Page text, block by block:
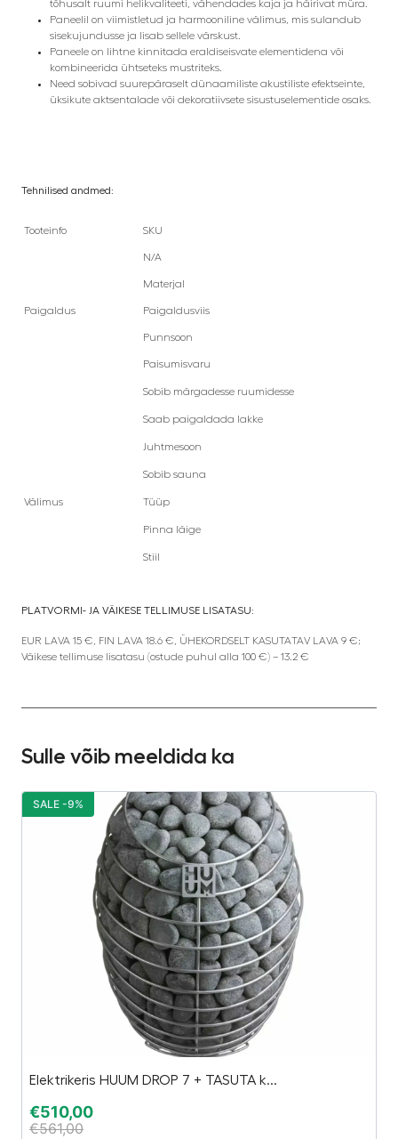
tõhusalt ruumi helikvaliteeti, vähendades kaja ja häirivat müra.
Paneelil on viimistletud ja harmooniline välimus, mis sulandub
sisekujundusse ja lisab sellele värskust.
Paneele on lihtne kinnitada eraldiseisvate elementidena või
kombineerida ühtseteks mustriteks.
Need sobivad suurepäraselt dünaamiliste akustiliste efektseinte,
üksikute aktsentalade või dekoratiivsete sisustuselementide osaks.
Tehnilised andmed:
Tooteinfo SKU
N/A
Materjal
Paigaldus Paigaldusviis
Punnsoon
Paisumisvaru
Sobib märgadesse ruumidesse
Saab paigaldada lakke
Juhtmesoon
Sobib sauna
Välimus Tüüp
Pinna läige
Stiil
PLATVORMI- JA VÄIKESE TELLIMUSE LISATASU:
EUR LAVA 15 €, FIN LAVA 18.6 €, ÜHEKORDSELT KASUTATAV LAVA 9 €;
Väikese tellimuse lisatasu (ostude puhul alla 100 €) – 13.2 €
Sulle võib meeldida ka
Elektrikeris HUUM DROP 7 + TASUTA k...
€510,00
€561,00
SALE -9%